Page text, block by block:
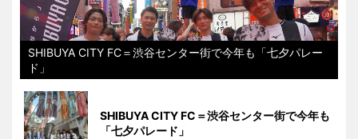
SHIBUYA CITY FC＝渋谷センター街で今年も「七夕パレー
ド」
SHIBUYA CITY FC＝渋谷センター街で今年も
「七夕パレード」